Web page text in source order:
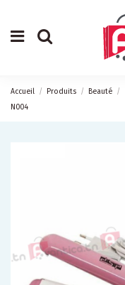
Accueil Produits Beauté
N004